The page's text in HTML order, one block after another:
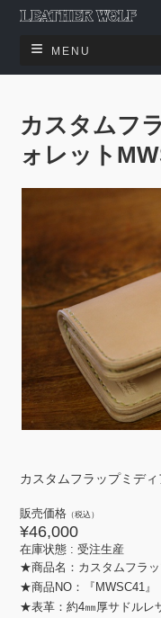
MENU
カスタムフ
ォレット
カスタムフラップミデ
販売価格 （税込）
¥46,000
在庫状態 :受注生産
★商品名：カスタムフラ
★商品NO：『MWSC41』
★表革：約4㎜厚サドルレ